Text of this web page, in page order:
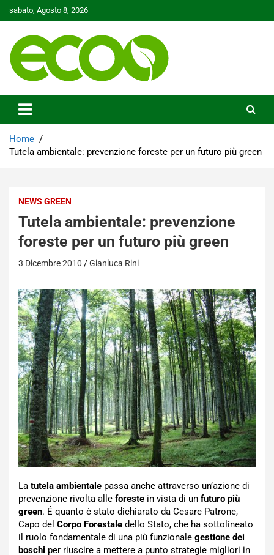
to
sabato, Agosto 8, 2026
Ecoo.it
Home
Tutela ambientale: prevenzione foreste per un futuro più green
NEWS GREEN
Tutela ambientale: prevenzione
foreste per un futuro più green
3 Dicembre 2010 Gianluca Rini
La tutela ambientale passa anche attraverso un’azione di
prevenzione rivolta alle foreste in vista di un futuro più
green. É quanto è stato dichiarato da Cesare Patrone,
Capo del Corpo Forestale dello Stato, che ha sottolineato
il ruolo fondamentale di una più funzionale gestione dei
boschi per riuscire a mettere a punto strategie migliori in